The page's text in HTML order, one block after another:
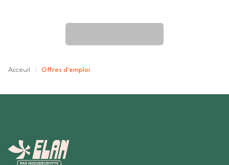
Acceuil Offres d'emploi